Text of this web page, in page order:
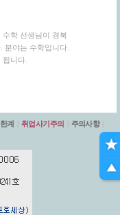
학 선생님이 경북
분야는 수학입니다.
니다.
계 취업사기주의 주의사항